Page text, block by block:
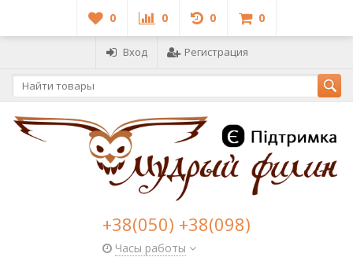
0 0 0 0
Вход Регистрация
+38(050) +38(098)
Часы работы